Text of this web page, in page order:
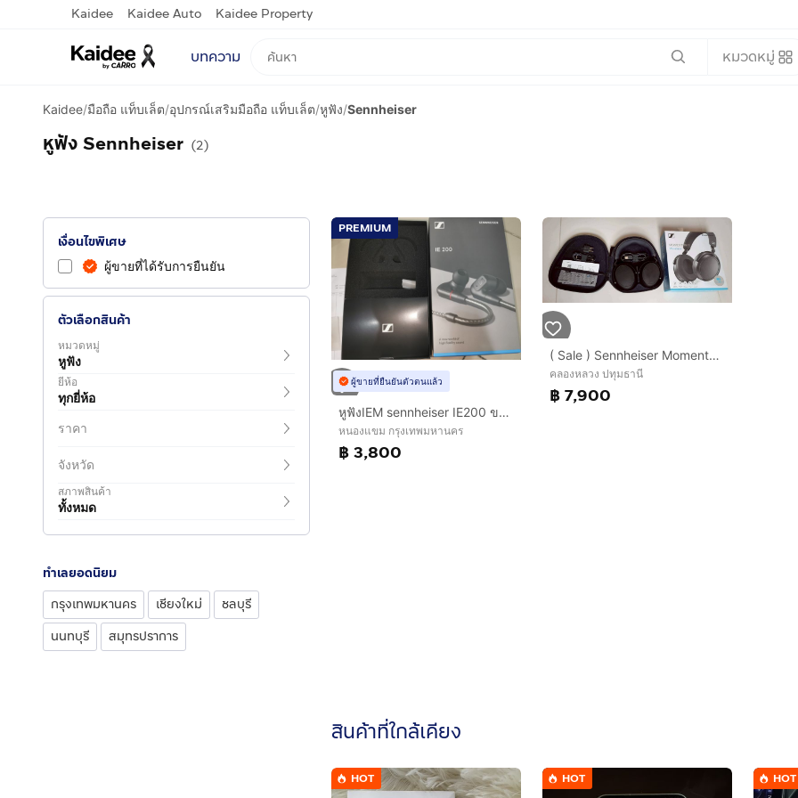
Kaidee Kaidee Auto Kaidee Property
บทความ หมวดหมู่
Kaidee/มือถือ แท็บเล็ต/อุปกรณ์เสริมมือถือ แท็บเล็ต/หูฟัง/Sennheiser
หูฟัง Sennheiser (2)
เงื่อนไขพิเศษ
ผู้ขายที่ได้รับการยืนยัน
ตัวเลือกสินค้า
หมวดหมู่
หูฟัง
ยี่ห้อ
ทุกยี่ห้อ
ราคา
จังหวัด
สภาพสินค้า
ทั้งหมด
ทำเลยอดนิยม
กรุงเทพมหานคร
เชียงใหม่
ชลบุรี
นนทบุรี
สมุทรปราการ
PREMIUM
ผู้ขายที่ยืนยันตัวตนแล้ว
หูฟังIEM sennheiser​ IE200 ของแท้
หนองแขม กรุงเทพมหานคร
฿ 3,800
( Sale ) Sennheiser Momentum 4 Wireless หูฟังFull Size ระดับพรีเมี่ยม แท้จากเยอรมัน ลดเกินครึ่ง
คลองหลวง ปทุมธานี
฿ 7,900
สินค้าที่ใกล้เคียง
HOT HOT HOT